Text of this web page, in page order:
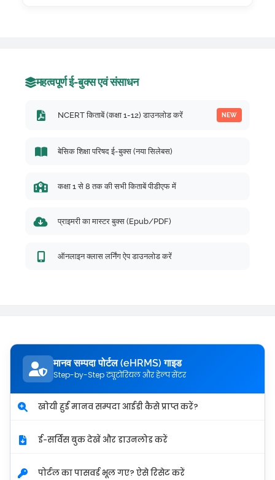
महत्वपूर्ण ई-बुक्स एवं संसाधन
NCERT किताबें (कक्षा 1-12) डाउनलोड करें NEW
बेसिक शिक्षा परिषद ई-बुक्स (नया सिलेबस)
कक्षा 1 से 8 तक की सभी किताबें पीडीएफ में
प्राइमरी का मास्टर बुक्स (Epub/PDF)
ऑनलाइन क्लास लर्निंग ऐप डाउनलोड करें
मानव सम्पदा पोर्टल (eHRMS) गाइड
Step-by-Step ट्यूटोरियल और हेल्प सेंटर
खोयी हुई मानव सम्पदा आईडी कैसे प्राप्त करें?
ई-सर्विस बुक देखें और डाउनलोड करें
पोर्टल का पासवर्ड भूल गए? ऐसे रिसेट करें